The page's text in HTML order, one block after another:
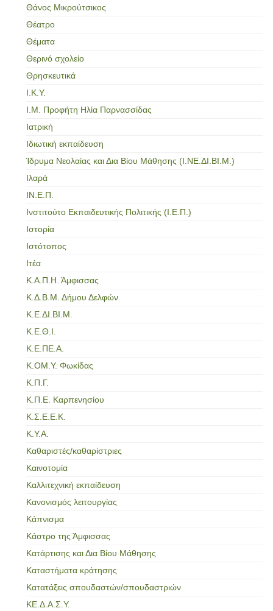
Θάνος Μικρούτσικος
Θέατρο
Θέματα
Θερινό σχολείο
Θρησκευτικά
Ι.Κ.Υ.
Ι.Μ. Προφήτη Ηλία Παρνασσίδας
Ιατρική
Ιδιωτική εκπαίδευση
Ίδρυμα Νεολαίας και Δια Βίου Μάθησης (Ι.ΝΕ.ΔΙ.ΒΙ.Μ.)
Ιλαρά
ΙΝ.Ε.Π.
Ινστιτούτο Εκπαιδευτικής Πολιτικής (Ι.Ε.Π.)
Ιστορία
Ιστότοπος
Ιτέα
Κ.Α.Π.Η. Άμφισσας
Κ.Δ.Β.Μ. Δήμου Δελφών
Κ.Ε.ΔΙ.ΒΙ.Μ.
Κ.Ε.Θ.Ι.
Κ.Ε.ΠΕ.Α.
Κ.ΟΜ.Υ. Φωκίδας
Κ.Π.Γ.
Κ.Π.Ε. Καρπενησίου
Κ.Σ.Ε.Ε.Κ.
Κ.Υ.Α.
Καθαριστές/καθαρίστριες
Καινοτομία
Καλλιτεχνική εκπαίδευση
Κανονισμός λειτουργίας
Κάπνισμα
Κάστρο της Άμφισσας
Κατάρτισης και Δια Βίου Μάθησης
Καταστήματα κράτησης
Κατατάξεις σπουδαστών/σπουδαστριών
ΚΕ.Δ.Α.Σ.Υ.